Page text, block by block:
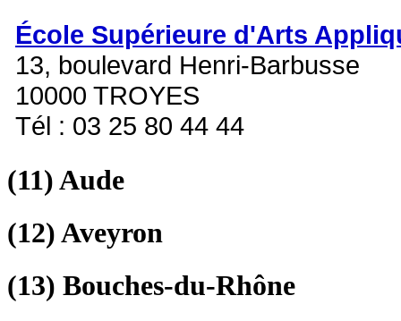
École Supérieure d'Arts
13, boulevard Henri-Barbusse
10000 TROYES
Tél : 03 25 80 44 44
(11)Aude
(12)Aveyron
(13) Bouches-du-Rhône